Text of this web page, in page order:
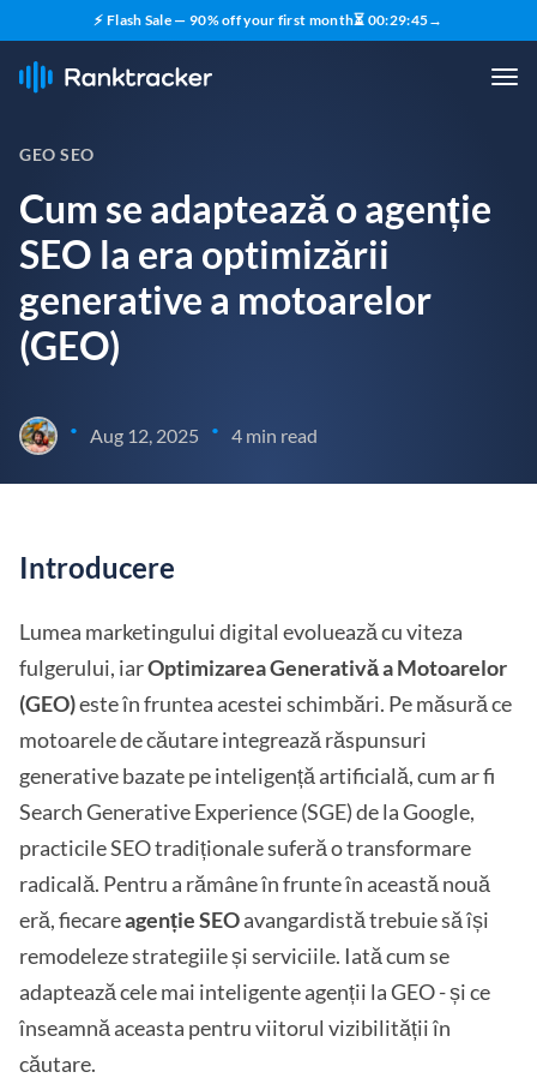
⚡ Flash Sale — 90% off your first month⏳ 00:29:44→
GEO SEO
Cum se adaptează o agenție
SEO la era optimizării
generative a motoarelor
(GEO)
• Aug 12, 2025 • 4 min read
Introducere
Lumea marketingului digital evoluează cu viteza
fulgerului, iarOptimizarea Generativă a Motoarelor
(GEO)este în fruntea acestei schimbări. Pe măsură ce
motoarele de căutare integrează răspunsuri
generative bazate pe inteligență artificială, cum ar fi
Search Generative Experience (SGE) de la Google,
practicile SEO tradiționale suferă o transformare
radicală. Pentru a rămâne în frunte în această nouă
eră, fiecareagenție SEOavangardistă trebuie să își
remodeleze strategiile și serviciile. Iată cum se
adaptează cele mai inteligente agenții la GEO - și ce
înseamnă aceasta pentru viitorul vizibilității în
căutare.